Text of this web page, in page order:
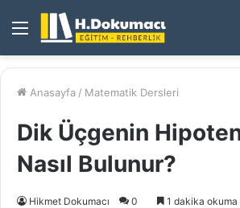
Menü
Anasayfa / Matematik Dersleri
Dik Üçgenin
Nasıl Bulunur?
Hikmet Dokumacı 0 1 dakika okuma